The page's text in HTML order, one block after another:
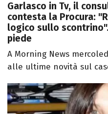
Garlasco in Tv, il
contesta la Procura:
logico sullo
piede
A Morning News
alle ultime novità sul